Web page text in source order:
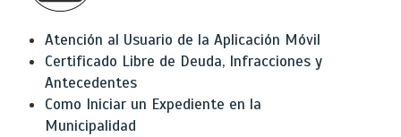
Atención al Usuario de la Aplicación Móvil
Certificado Libre de Deuda, Infracciones y
Antecedentes
Como Iniciar un Expediente en la
Municipalidad